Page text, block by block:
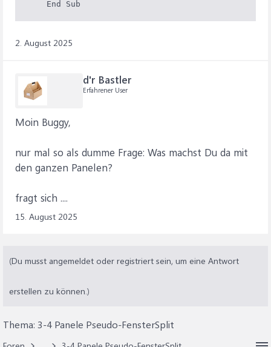
2. August 2025
d'r Bastler
Erfahrener User
Moin Buggy,
nur mal so als dumme Frage: Was machst Du da mit
den ganzen Panelen?
fragt sich ....
15. August 2025
(Du musst angemeldet oder registriert sein, um eine Antwort
erstellen zu können.)
Thema: 3-4 Panele Pseudo-FensterSplit